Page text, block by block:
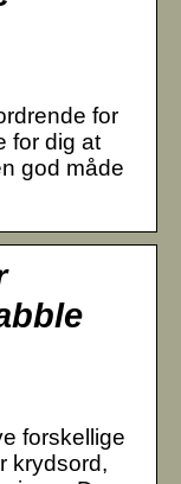
for
for dig at
god måde
forskellige
krydsord,